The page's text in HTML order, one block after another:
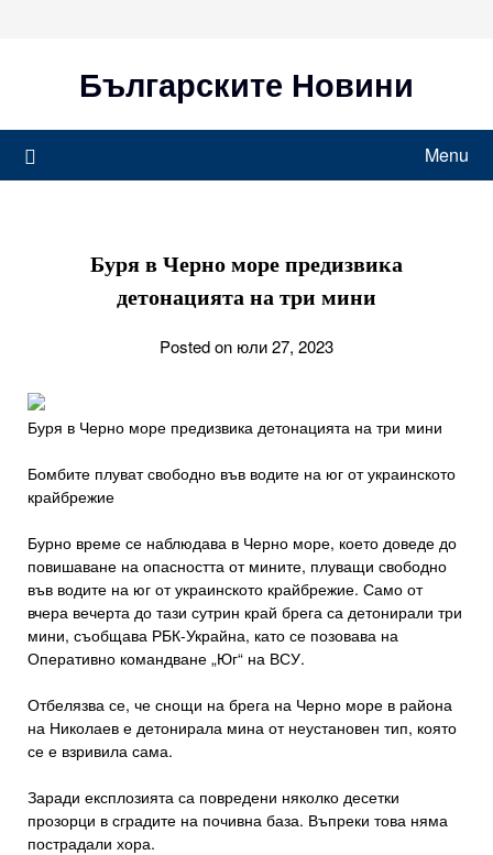
Българските Новини
Menu
Буря в Черно море предизвика
детонацията на три мини
Posted on юли 27, 2023
Буря в Черно море предизвика детонацията на три мини
Бомбите плуват свободно във водите на юг от украинското
крайбрежие
Бурно време се наблюдава в Черно море, което доведе до
повишаване на опасността от мините, плуващи свободно
във водите на юг от украинското крайбрежие. Само от
вчера вечерта до тази сутрин край брега са детонирали три
мини, съобщава РБК-Украйна, като се позовава на
Оперативно командване „Юг“ на ВСУ.
Отбелязва се, че снощи на брега на Черно море в района
на Николаев е детонирала мина от неустановен тип, която
се е взривила сама.
Заради експлозията са повредени няколко десетки
прозорци в сградите на почивна база. Въпреки това няма
пострадали хора.